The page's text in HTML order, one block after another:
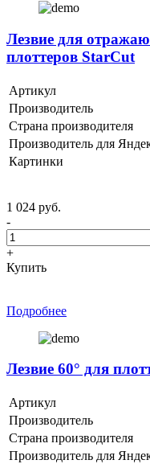
Лезвие для
плоттеров StarCut
Артикул
Производитель
Страна производителя
Производитель для
Картинки
1 024 руб.
-
+
Купить
Подробнее
Лезвие 60° для
Артикул
Производитель
Страна производителя
Производитель для